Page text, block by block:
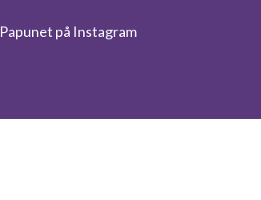
Papunet på Instagram